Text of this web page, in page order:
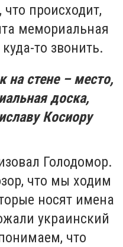
происходит,
мемориальная
то звонить.
на стене – место,
доска,
Косиору
Голодомор.
что мы ходим
носят имена
украинский
что